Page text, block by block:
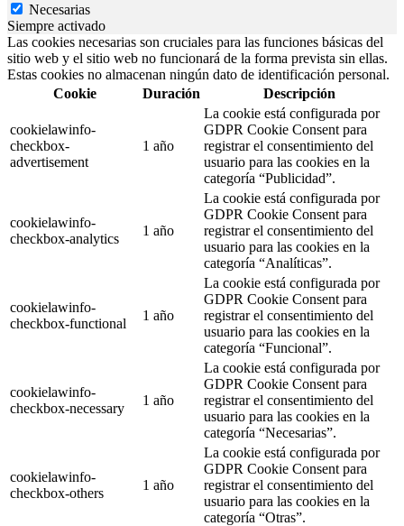
Necesarias
Siempre activado
Las cookies necesarias son cruciales para las funciones básicas del
sitio web y el sitio web no funcionará de la forma prevista sin ellas.
Estas cookies no almacenan ningún dato de identificación personal.
Cookie
Duración Descripción
cookielawinfo-
checkbox-
advertisement
1 año
La cookie está configurada por
GDPR Cookie Consent para
registrar el consentimiento del
usuario para las cookies en la
categoría “Publicidad”.
cookielawinfo-
checkbox-analytics
1 año
La cookie está configurada por
GDPR Cookie Consent para
registrar el consentimiento del
usuario para las cookies en la
categoría “Analíticas”.
cookielawinfo-
checkbox-functional
1 año
La cookie está configurada por
GDPR Cookie Consent para
registrar el consentimiento del
usuario para las cookies en la
categoría “Funcional”.
cookielawinfo-
checkbox-necessary
1 año
La cookie está configurada por
GDPR Cookie Consent para
registrar el consentimiento del
usuario para las cookies en la
categoría “Necesarias”.
cookielawinfo-
checkbox-others
1 año
La cookie está configurada por
GDPR Cookie Consent para
registrar el consentimiento del
usuario para las cookies en la
categoría “Otras”.